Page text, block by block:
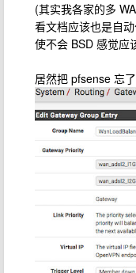
(其实我各家的多
看文档应该也是自
使不会 BSD 感觉应
居然把 pfsense 忘